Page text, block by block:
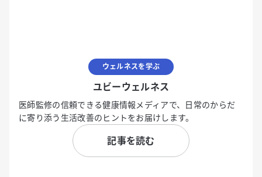
ウェルネスを学ぶ
ユビーウェルネス
医師監修の信頼できる健康情報メディアで、日常のからだ
に寄り添う生活改善のヒントをお届けします。
記事を読む